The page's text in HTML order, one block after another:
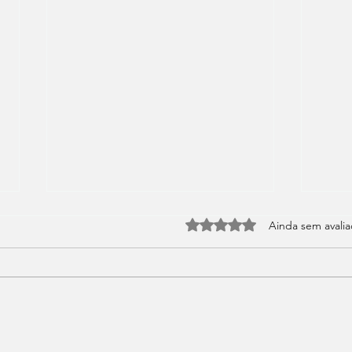
PC Reiniciando Sozinho ou
com Tela Azul (BSOD) em
Avaliado com 0 de 5
Ainda sem